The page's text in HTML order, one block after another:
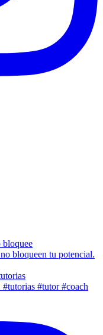
bloquee